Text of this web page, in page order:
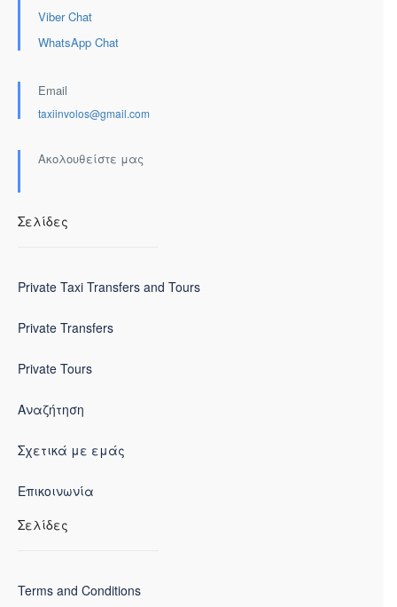
Viber Chat
WhatsApp Chat
Email
taxiinvolos@gmail.com
Ακολουθείστε μας
Σελίδες
Private Taxi Transfers and Tours
Private Transfers
Private Tours
Αναζήτηση
Σχετικά με εμάς
Επικοινωνία
Σελίδες
Terms and Conditions